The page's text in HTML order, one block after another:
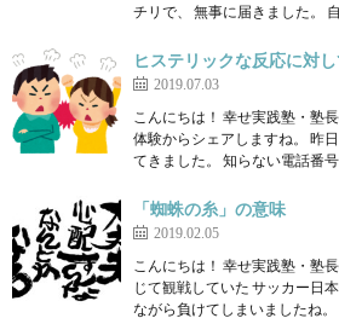
チリで、 無事に届きました。
ヒステリックな反応に対し
2019.07.03
こんにちは！ 幸せ実践塾・塾
体験からシェアしますね。 昨
てきました。 知らない電話番
「蜘蛛の糸」の意味
2019.02.05
こんにちは！ 幸せ実践塾・塾
じて観戦していた サッカー日
ながら負けてしまいましたね